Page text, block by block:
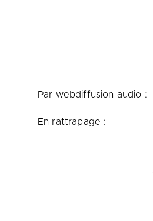
Par webdiffusion audio :
En rattrapage :